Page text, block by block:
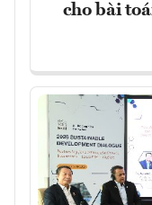
cho bài